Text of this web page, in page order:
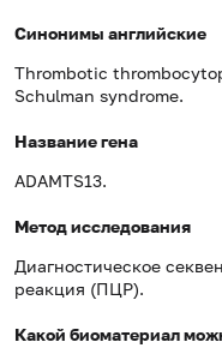
Синонимы английские
Thrombotic
Schulman syndrome.
Название гена
ADAMTS13.
Метод исследования
Диагностическое
реакция (ПЦР).
Какой биоматериал